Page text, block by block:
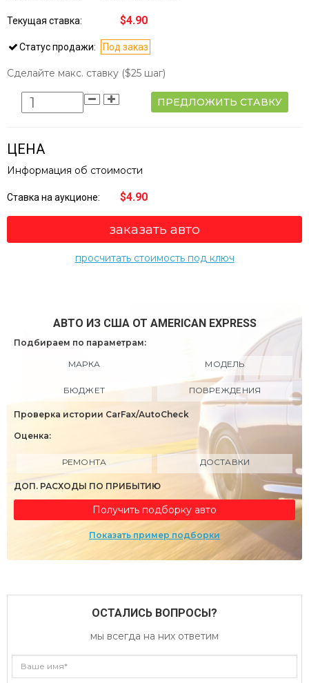
Текущая ставка: $4.90
Статус продажи: Под заказ
Сделайте макс. ставку ($25 шаг)
ПРЕДЛОЖИТЬ СТАВКУ
ЦЕНА
Информация об стоимости
Ставка на аукционе: $4.90
заказать авто
просчитать стоимость под ключ
АВТО ИЗ США ОТ AMERICAN EXPRESS
Подбираем по параметрам:
МАРКА МОДЕЛЬ
БЮДЖЕТ ПОВРЕЖДЕНИЯ
Проверка истории CarFax/AutoCheck
Оценка:
РЕМОНТА ДОСТАВКИ
ДОП. РАСХОДЫ ПО ПРИБЫТИЮ
Получить подборку авто
Показать пример подборки
ОСТАЛИСЬ ВОПРОСЫ?
мы всегда на них ответим